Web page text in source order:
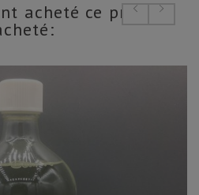
acheté ce produit